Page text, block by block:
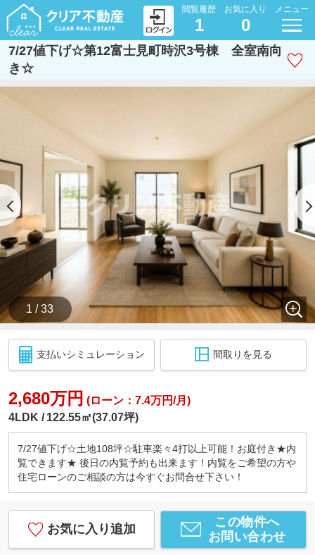
閲覧履歴
1
お気に入り
0
メニュー
7/27値下げ☆第12富士見町時沢3号棟 全室南向
き☆
1 / 33
支払いシミュレーション 間取りを見る
2,680万円 (ローン：7.4万円/月)
4LDK
122.55㎡(37.07坪)
7/27値下げ☆土地108坪☆駐車楽々4打以上可能！お庭付き★内
覧できます★ 後日の内覧予約も出来ます！内覧をご希望の方や
住宅ローンのご相談の方は今すぐお問合せ下さい！
お気に入り追加
この物件へ
お問い合わせ